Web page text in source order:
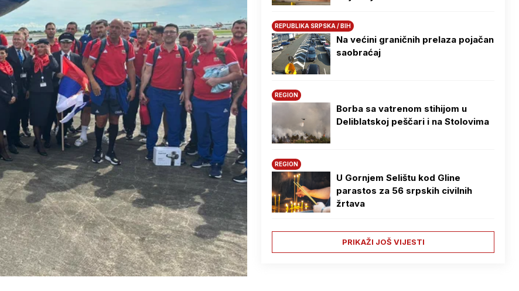
REPUBLIKA SRPSKA / BIH
Na većini graničnih prelaza pojačan
saobraćaj
REGION
Borba sa vatrenom stihijom u
Deliblatskoj peščari i na Stolovima
REGION
U Gornjem Selištu kod Gline
parastos za 56 srpskih civilnih
žrtava
PRIKAŽI JOŠ VIJESTI